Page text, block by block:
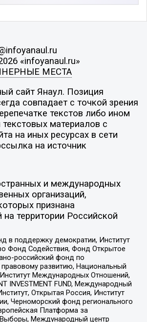
«infoyanaul.ru»
МЕСТА
сайт Янаул. Позиция
совпадает с точкой зрения
текстов либо ином
материалов с
на иных ресурсах в сети
на источник
и международных
организаций,
признана
на территории Российской
в поддержку демократии, Институт
Фонд Содействия, Фонд Открытое
российский фонд по
развитию, Национальный
Международных Отношений,
INVESTMENT FUND, Международный
Открытая Россия, Институт
Черноморский фонд регионального
Платформа за
Международный центр